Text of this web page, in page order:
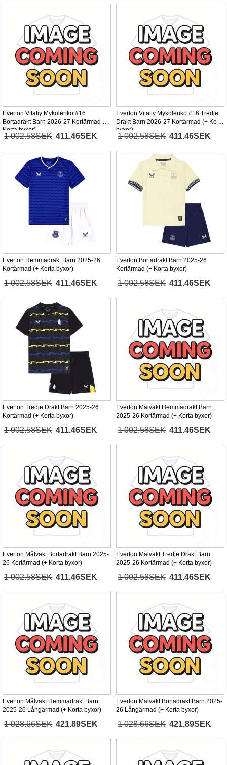
Everton Vitaliy Mykolenko #16
Bortadräkt Barn 2026-27 Kortärmad (+
Korta byxor)
1 002.58SEK 411.46SEK
Everton Vitaliy Mykolenko #16 Tredje
Dräkt Barn 2026-27 Kortärmad (+ Korta
byxor)
1 002.58SEK 411.46SEK
Everton Hemmadräkt Barn 2025-26
Kortärmad (+ Korta byxor)
1 002.58SEK 411.46SEK
Everton Bortadräkt Barn 2025-26
Kortärmad (+ Korta byxor)
1 002.58SEK 411.46SEK
Everton Tredje Dräkt Barn 2025-26
Kortärmad (+ Korta byxor)
1 002.58SEK 411.46SEK
Everton Målvakt Hemmadräkt Barn
2025-26 Kortärmad (+ Korta byxor)
1 002.58SEK 411.46SEK
Everton Målvakt Bortadräkt Barn 2025-
26 Kortärmad (+ Korta byxor)
1 002.58SEK 411.46SEK
Everton Målvakt Tredje Dräkt Barn
2025-26 Kortärmad (+ Korta byxor)
1 002.58SEK 411.46SEK
Everton Målvakt Hemmadräkt Barn
2025-26 Långärmad (+ Korta byxor)
1 028.66SEK 421.89SEK
Everton Målvakt Bortadräkt Barn 2025-
26 Långärmad (+ Korta byxor)
1 028.66SEK 421.89SEK